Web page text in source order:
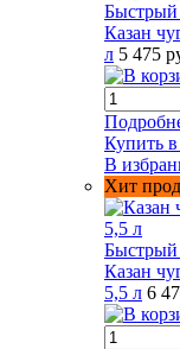
Быстрый
Казан
л 5 475
Купить
В
Хит
Быстрый
Казан
5,5 л 6